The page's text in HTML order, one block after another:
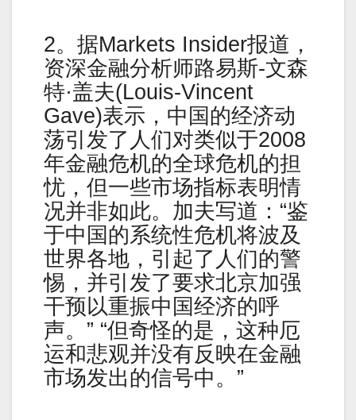
2。据Markets Insider报道，
资深金融分析师路易斯-文森
特·盖夫(Louis-Vincent
Gave)表示，中国的经济动
荡引发了人们对类似于2008
年金融危机的全球危机的担
忧，但一些市场指标表明情
况并非如此。加夫写道：“鉴
于中国的系统性危机将波及
世界各地，引起了人们的警
惕，并引发了要求北京加强
干预以重振中国经济的呼
声。” “但奇怪的是，这种厄
运和悲观并没有反映在金融
市场发出的信号中。”